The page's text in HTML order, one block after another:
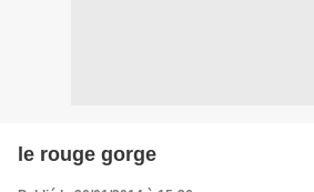
le rouge gorge